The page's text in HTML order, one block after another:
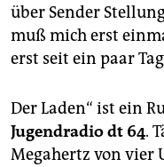
shop
fragen & hilfe
abo
genossenschaft
über Sender
muß mich erst
erst seit ein paar
Der Laden“ ist ein
Jugendradio dt 64.
Megahertz von vier